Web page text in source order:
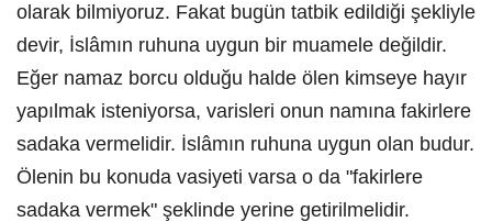
olarak bilmiyoruz. Fakat bugün tatbik edildiği şekliyle
devir, İslâmın ruhuna uygun bir muamele değildir.
Eğer namaz borcu olduğu halde ölen kimseye hayır
yapılmak isteniyorsa, varisleri onun namına fakirlere
sadaka vermelidir. İslâmın ruhuna uygun olan budur.
Ölenin bu konuda vasiyeti varsa o da "fakirlere
sadaka vermek" şeklinde yerine getirilmelidir.